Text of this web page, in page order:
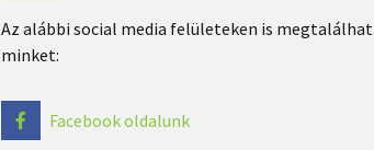
Az alábbi social media felületeken is megtalálhat
minket:
Facebook oldalunk